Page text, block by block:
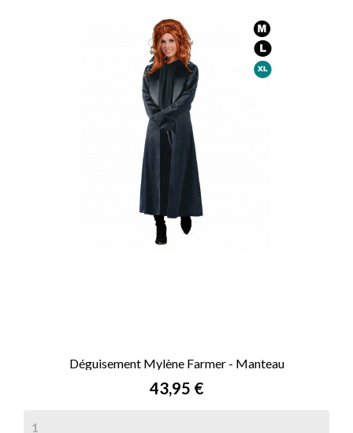
Déguisement Mylène Farmer - Manteau
Prix
43,95 €